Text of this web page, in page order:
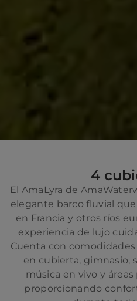
4
El AmaLyra de
elegante barco fluvial
en Francia y otros ríos
experiencia de lujo
Cuenta con
en cubierta, gimnasio,
música en vivo y
proporcionando